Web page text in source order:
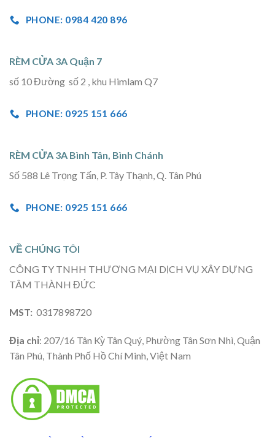
PHONE: 0984 420 896
RÈM CỬA 3A Quận 7
số 10 Đường số 2 , khu Himlam Q7
PHONE: 0925 151 666
RÈM CỬA 3A Bình Tân, Bình Chánh
Số 588 Lê Trọng Tấn, P. Tây Thạnh, Q. Tân Phú
PHONE: 0925 151 666
VỀ CHÚNG TÔI
CÔNG TY TNHH THƯƠNG MẠI DỊCH VỤ XÂY DỰNG
TÂM THÀNH ĐỨC
MST: 0317898720
Địa chỉ: 207/16 Tân Kỳ Tân Quý, Phường Tân Sơn Nhì, Quận
Tân Phú, Thành Phố Hồ Chí Minh, Việt Nam